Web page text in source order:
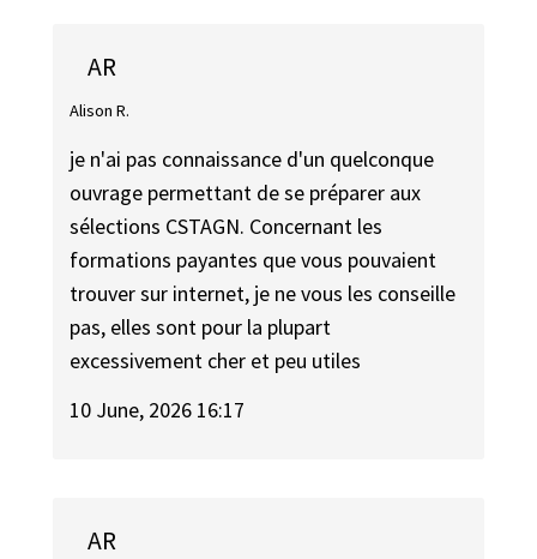
AR
Alison R.
je n'ai pas connaissance d'un quelconque
ouvrage permettant de se préparer aux
sélections CSTAGN. Concernant les
formations payantes que vous pouvaient
trouver sur internet, je ne vous les conseille
pas, elles sont pour la plupart
excessivement cher et peu utiles
10 June, 2026 16:17
AR